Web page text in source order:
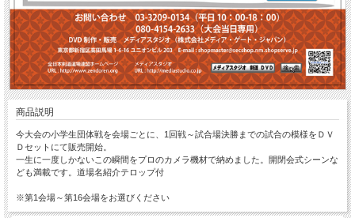
商品説明
今大会の小学生団体戦を会場ごとに、1回戦～試合場決勝までの試合の模様をＤＶ
Ｄセットにて販売開始。
一生に一度しかないこの瞬間をプロのカメラ機材で納めました。開閉会式シーンな
ども満載です。道場名紹介テロップ付
※第1会場～第16会場をお選びください